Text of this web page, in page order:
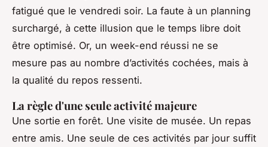
fatigué que le vendredi soir. La faute à un planning
surchargé, à cette illusion que le temps libre doit
être optimisé. Or, un week-end réussi ne se
mesure pas au nombre d’activités cochées, mais à
la qualité du repos ressenti.
La règle d'une seule activité majeure
Une sortie en forêt. Une visite de musée. Un repas
entre amis. Une seule de ces activités par jour suffit